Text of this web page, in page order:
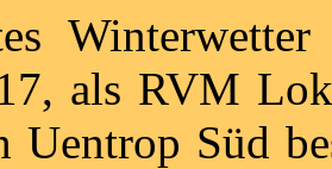
als RVM
Uentrop Süd